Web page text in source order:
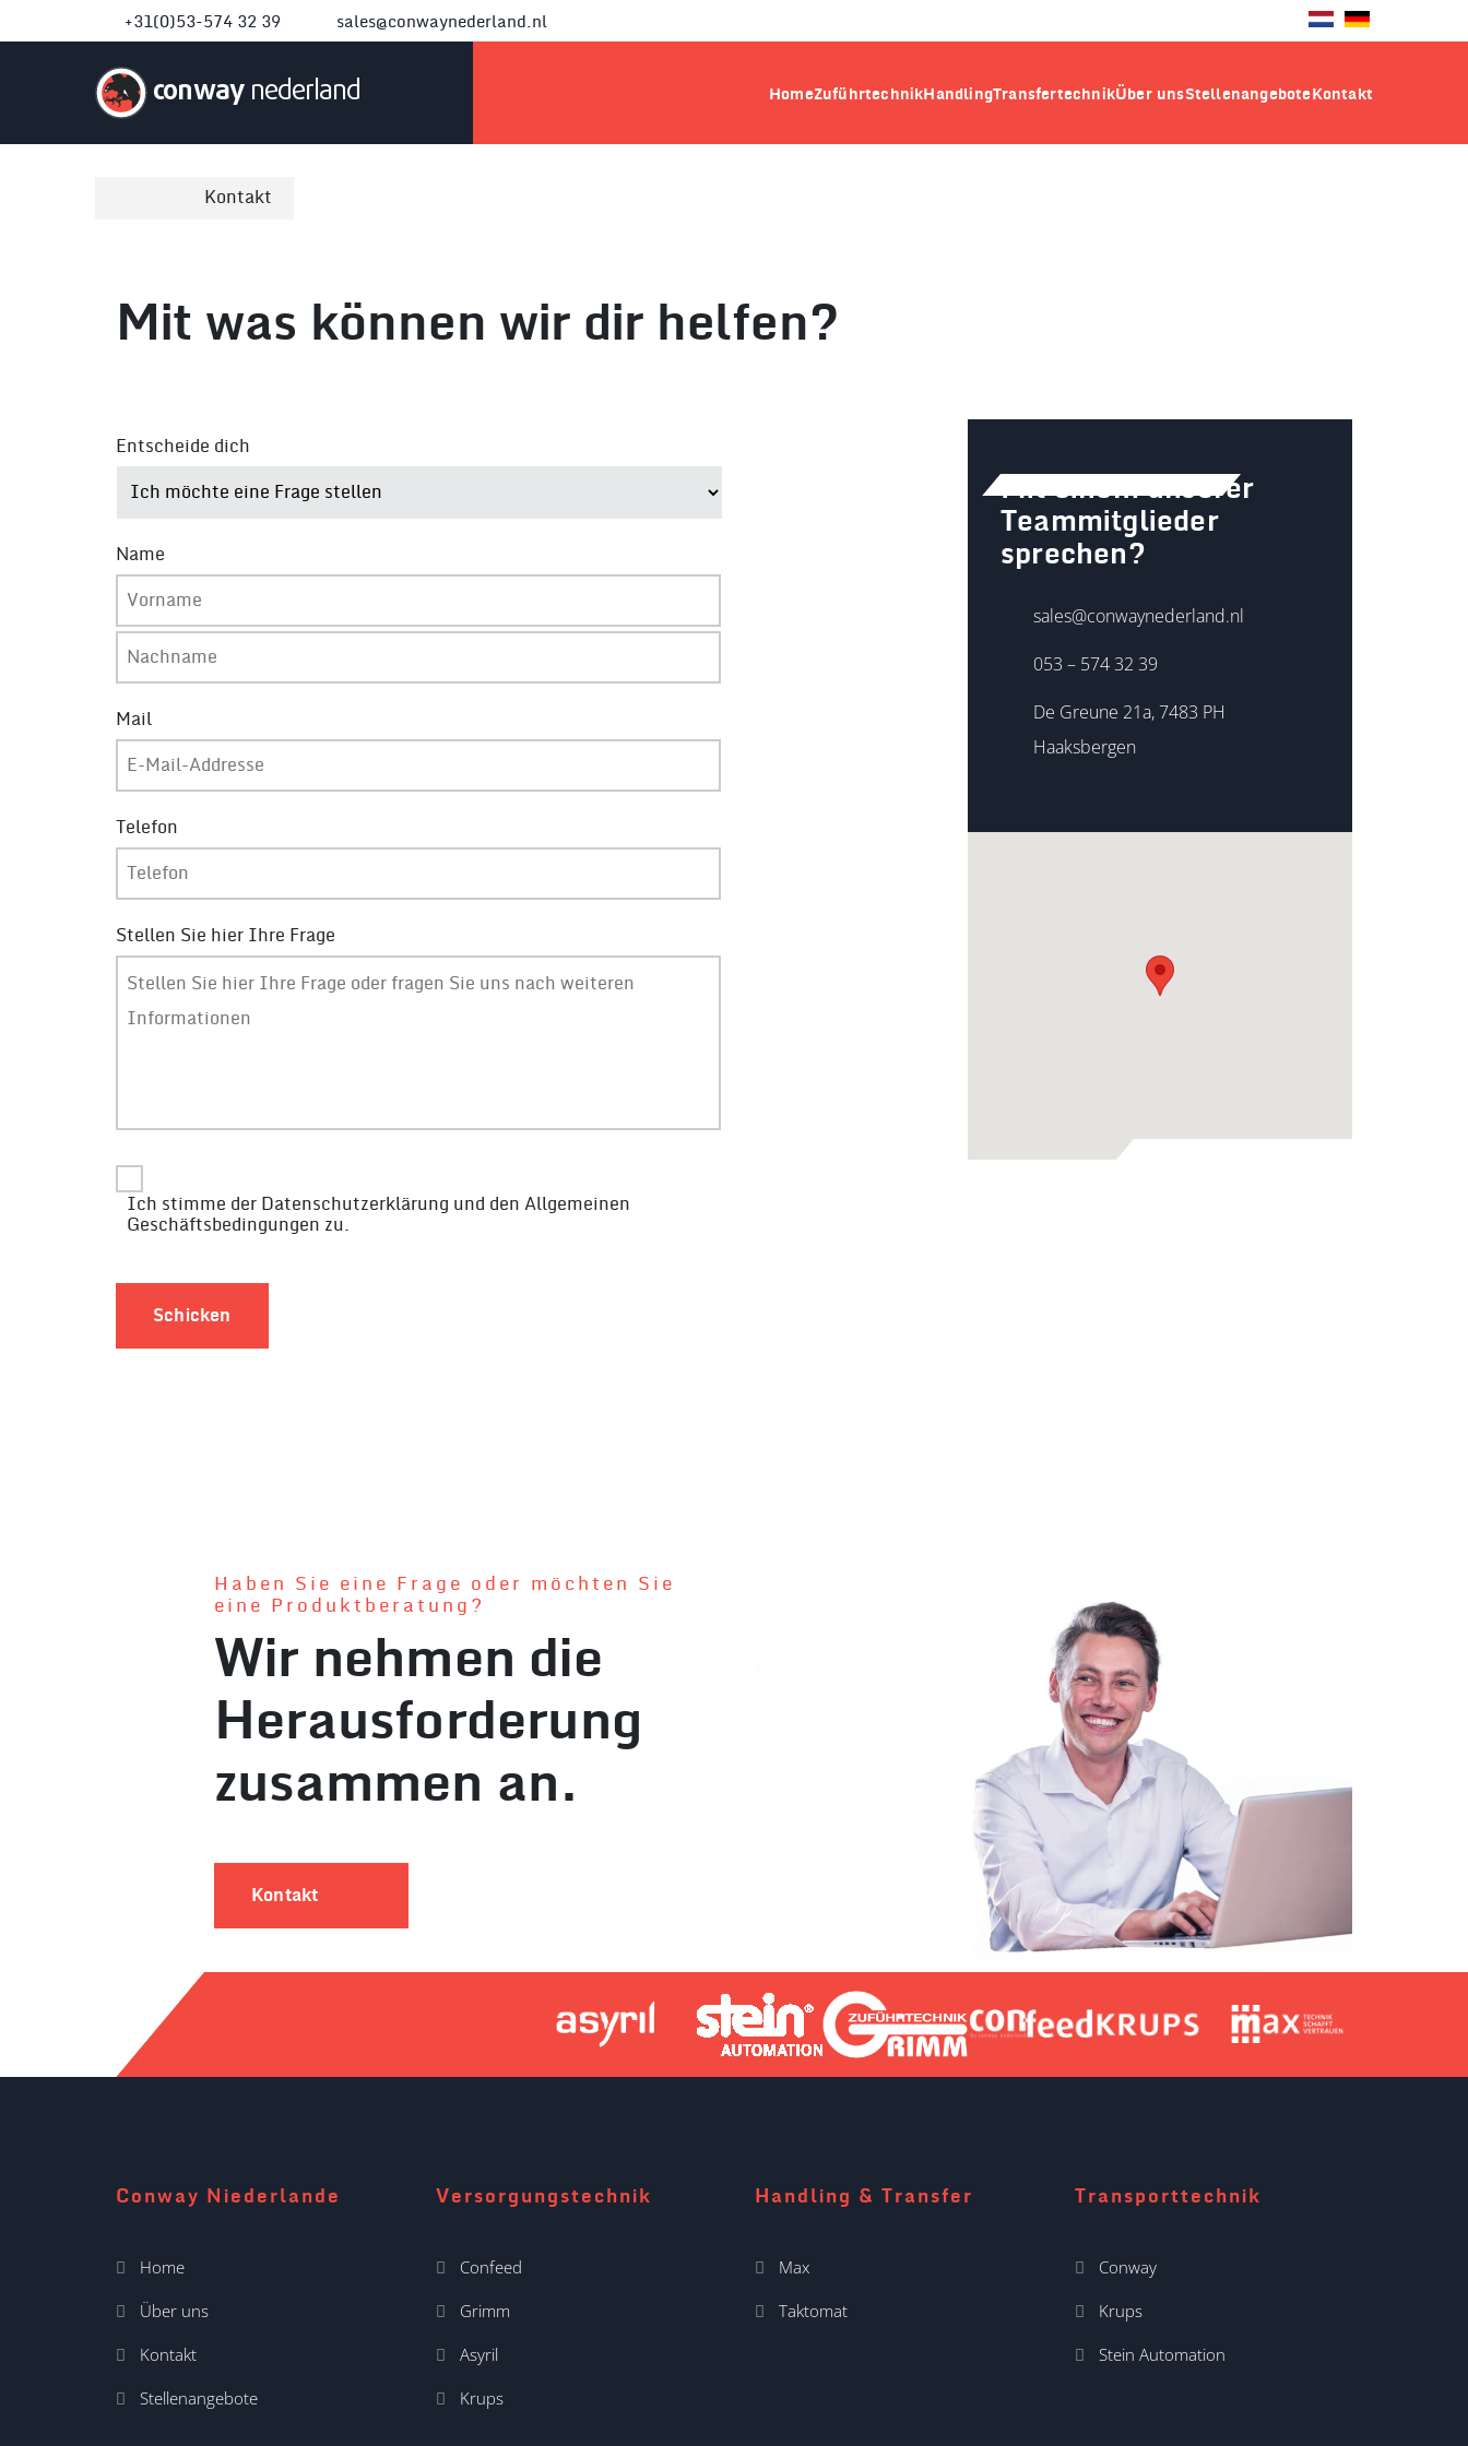
+31(0)53-574 32 39 sales@conwaynederland.nl
conwaynederland HomeZuführtechnik HandlingTransfertechnikÜber unsStellenangebote Kontakt
Kontakt
Mit was können wir dir helfen?
Entscheide dich
Name
Mail
Telefon
Stellen Sie hier Ihre Frage
Ich stimme der Datenschutzerklärung und den Allgemeinen
Geschäftsbedingungen zu.
Mit einem unserer
Teammitglieder
sprechen?
sales@conwaynederland.nl
053 – 574 32 39
De Greune 21a, 7483 PH
Haaksbergen
Haben Sie eine Frage oder möchten Sie
eine Produktberatung?
Wir nehmen die
Herausforderung
zusammen an.
Kontakt
Conway Niederlande
Home
Über uns
Kontakt
Stellenangebote
Versorgungstechnik
Confeed
Grimm
Asyril
Krups
Handling & Transfer
Max
Taktomat
Transporttechnik
Conway
Krups
Stein Automation